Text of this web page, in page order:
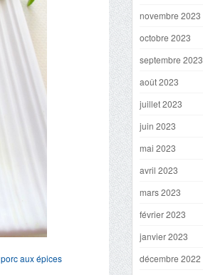
porc aux épices
novembre 2023
octobre 2023
septembre 2023
août 2023
juillet 2023
juin 2023
mai 2023
avril 2023
mars 2023
février 2023
janvier 2023
décembre 2022